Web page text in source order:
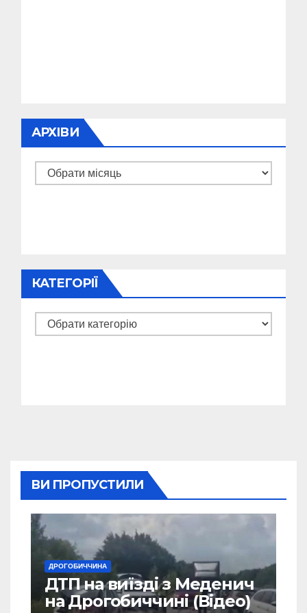
АРХІВИ
Архіви
КАТЕГОРІЇ
Категорії
ВИ ПРОПУСТИЛИ
ДРОГОБИЧЧИНА
ДТП на виїзді з Меденич
на Дрогобиччині (Відео)